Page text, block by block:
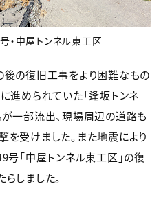
・中屋トンネル東工区
後の復旧工事をより困難なもの
進められていた「逢坂トンネ
一部流出、現場周辺の道路も
受けました。また地震により
「中屋トンネル東工区」の復
しました。